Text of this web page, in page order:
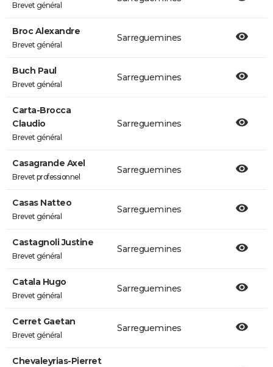
Brevet général
Broc Alexandre
Brevet général
Sarreguemines
Buch Paul
Brevet général
Sarreguemines
Carta-Brocca
Claudio
Brevet général
Sarreguemines
Casagrande Axel
Brevet professionnel
Sarreguemines
Casas Natteo
Brevet général
Sarreguemines
Castagnoli Justine
Brevet général
Sarreguemines
Catala Hugo
Brevet général
Sarreguemines
Cerret Gaetan
Brevet général
Sarreguemines
Chevaleyrias-Pierret